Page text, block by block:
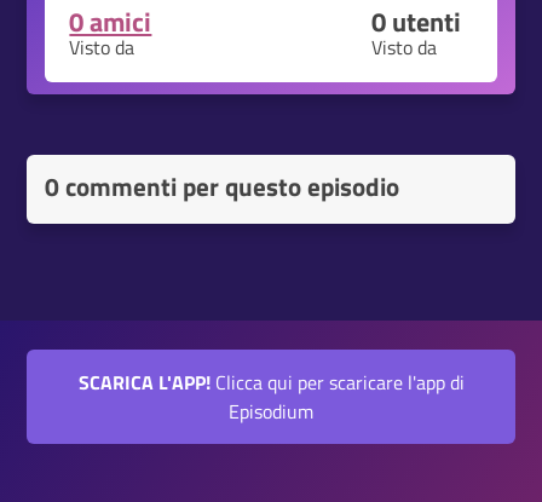
0 amici
Visto da
0utenti
Visto da
0 commenti per questo episodio
SCARICA L'APP!Clicca qui per scaricare l'app di
Episodium